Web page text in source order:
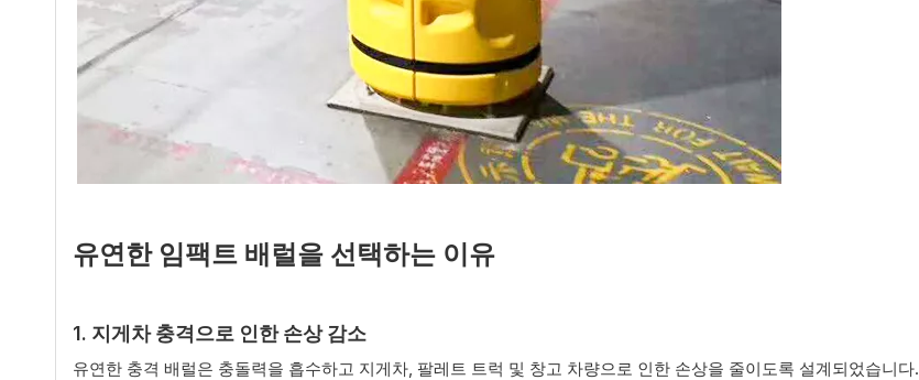
유연한 임팩트 배럴을 선택하는 이유
1. 지게차 충격으로 인한 손상 감소
유연한 충격 배럴은 충돌력을 흡수하고 지게차, 팔레트 트럭 및 창고 차량으로 인한 손상을 줄이도록 설계되었습니다.